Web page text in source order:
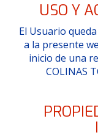
USO Y
El Usuario
a la presente
inicio de una
COLINAS